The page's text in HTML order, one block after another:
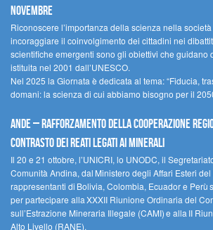
novembre
Riconoscere l’importanza della scienza nella
incoraggiare il coinvolgimento dei cittadini nei
scientifiche emergenti sono gli obiettivi che guidano
istituita nel 2001 dall’UNESCO.
Nel 2025 la Giornata è dedicata al tema: “Fiducia,
domani: la scienza di cui abbiamo bisogno per il
Ande – Rafforzamento della cooperazione
contrasto dei reati legati ai minerali
Il 20 e 21 ottobre, l’UNICRI, lo UNODC, il
Comunità Andina, dal Ministero degli Affari Esteri del
rappresentanti di Bolivia, Colombia, Ecuador e Perù
per partecipare alla XXXII Riunione Ordinaria del
sull’Estrazione Mineraria Illegale (CAMI) e alla II
Alto Livello (RANE).